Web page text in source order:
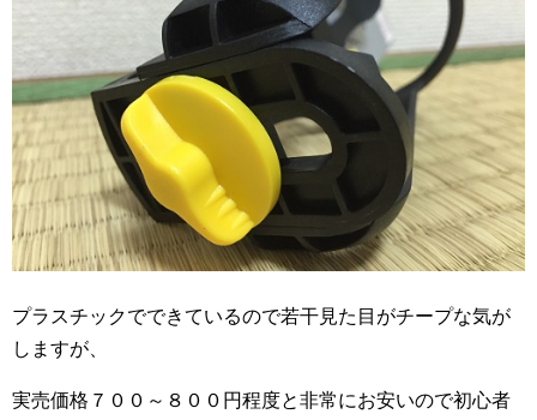
プラスチックでできているので若干見た目がチープな気が
しますが、
実売価格７００～８００円程度と非常にお安いので初心者